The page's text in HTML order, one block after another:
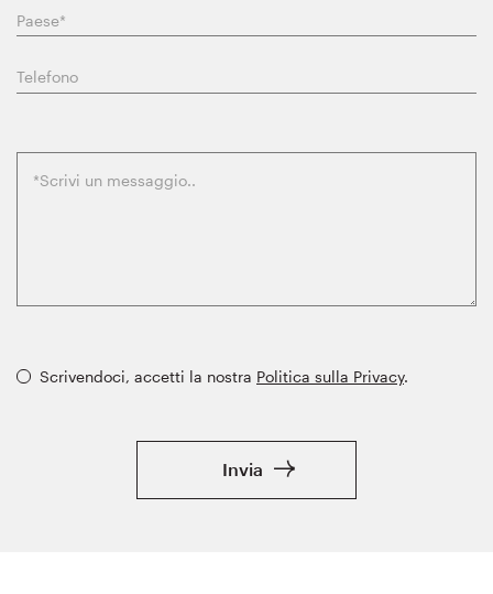
Scrivendoci, accetti la nostra Politica sulla Privacy.
Invia